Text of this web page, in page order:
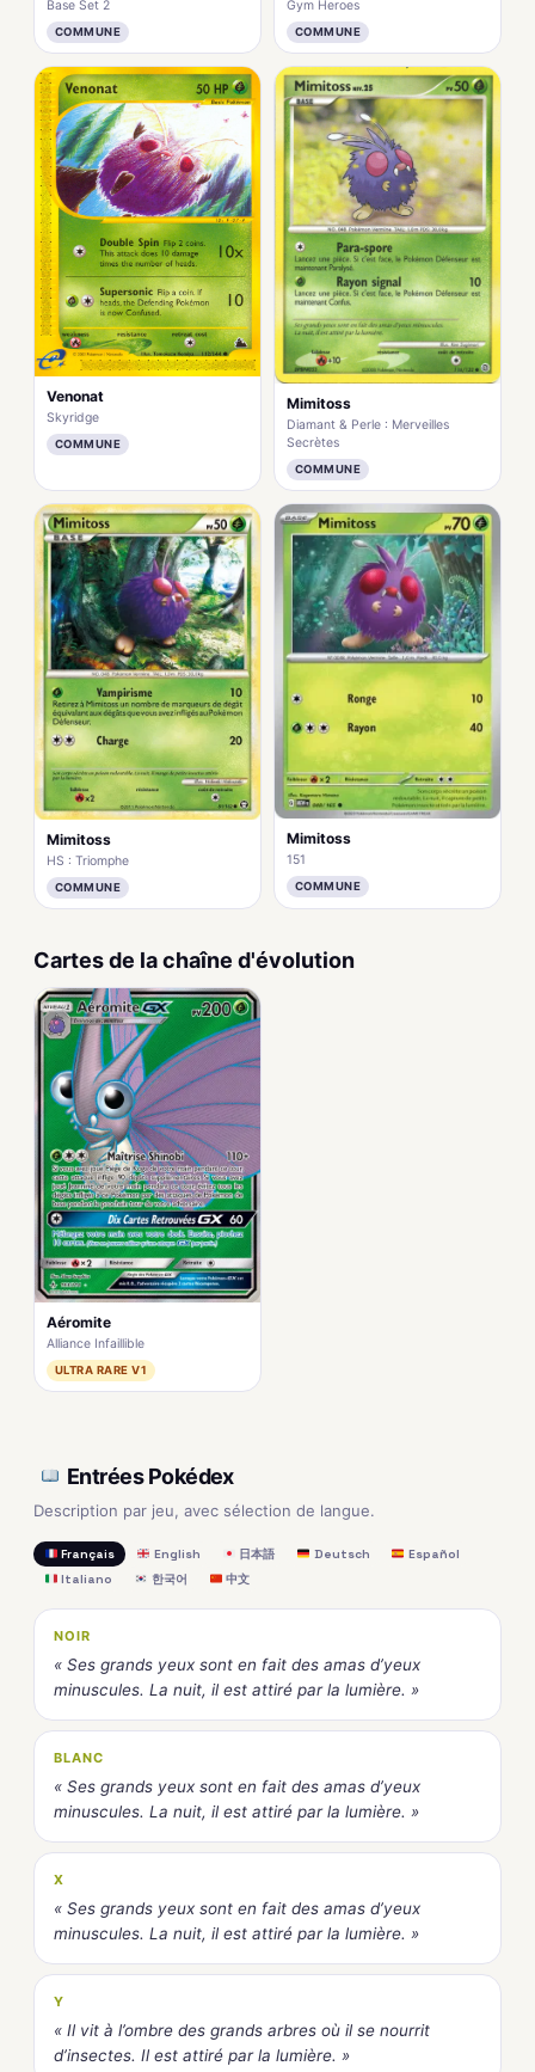
Base Set 2
COMMUNE
Gym Heroes
COMMUNE
Venonat
Skyridge
COMMUNE
Mimitoss
Diamant & Perle : Merveilles
Secrètes
COMMUNE
Mimitoss
HS : Triomphe
COMMUNE
Mimitoss
151
COMMUNE
Cartes de la chaîne d'évolution
Aéromite
Alliance Infaillible
ULTRA RARE V1
Entrées Pokédex
Description par jeu, avec sélection de langue.
Français English 日本語 Deutsch
Español
Italiano
한국어 中文
NOIR
« Ses grands yeux sont en fait des amas d’yeux
minuscules. La nuit, il est attiré par la lumière. »
BLANC
« Ses grands yeux sont en fait des amas d’yeux
minuscules. La nuit, il est attiré par la lumière. »
X
« Ses grands yeux sont en fait des amas d’yeux
minuscules. La nuit, il est attiré par la lumière. »
Y
« Il vit à l’ombre des grands arbres où il se nourrit
d’insectes. Il est attiré par la lumière. »